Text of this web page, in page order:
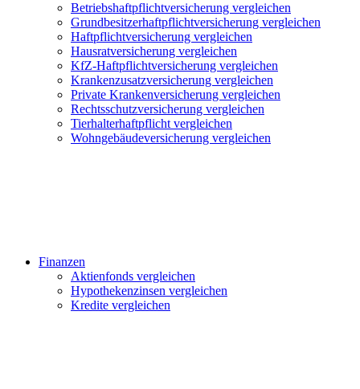
Betriebshaftpflichtversicherung vergleichen
Grundbesitzerhaftpflichtversicherung vergleichen
Haftpflichtversicherung vergleichen
Hausratversicherung vergleichen
KfZ-Haftpflichtversicherung vergleichen
Krankenzusatzversicherung vergleichen
Private Krankenversicherung vergleichen
Rechtsschutzversicherung vergleichen
Tierhalterhaftpflicht vergleichen
Wohngebäudeversicherung vergleichen
Finanzen
Aktienfonds vergleichen
Hypothekenzinsen vergleichen
Kredite vergleichen